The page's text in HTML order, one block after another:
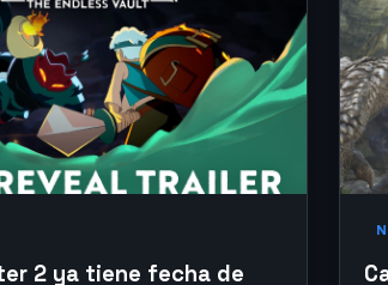
2 ya tiene fecha de